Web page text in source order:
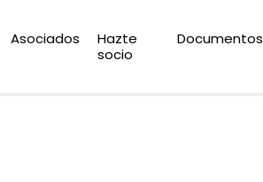
Asociados
Hazte
socio
Documentos